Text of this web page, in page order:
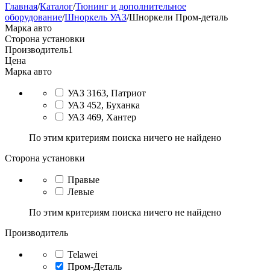
Главная/Каталог/Тюнинг и дополнительное
оборудование/Шноркель УАЗ/Шноркели Пром-деталь
Марка авто
Сторона установки
Производитель1
Цена
Марка авто
УАЗ 3163, Патриот
УАЗ 452, Буханка
УАЗ 469, Хантер
По этим критериям поиска ничего не найдено
Сторона установки
Правые
Левые
По этим критериям поиска ничего не найдено
Производитель
Telawei
Пром-Деталь